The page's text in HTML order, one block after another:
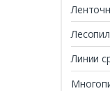
Линии